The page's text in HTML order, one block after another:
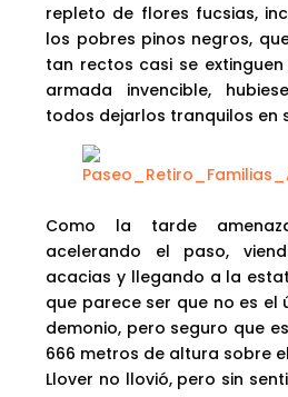
repleto de flores fucsias,
los pobres pinos negros,
tan rectos casi se
armada invencible,
todos dejarlos tranquilos en
Como la tarde
acelerando el paso,
acacias y llegando a la
que parece ser que no es el
demonio, pero seguro que
666 metros de altura sobre
Llover no llovió, pero sin